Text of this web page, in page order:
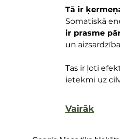
Tā ir
Somatiskā
ir prasme
un
Tas ir ļoti
ietekmi uz
Vairāk